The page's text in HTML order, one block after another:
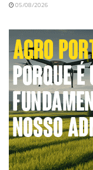
05/08/2026